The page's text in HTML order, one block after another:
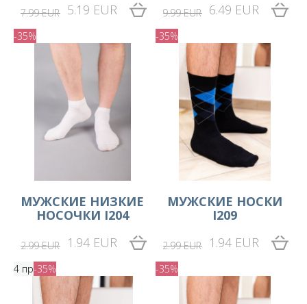
7.99 EUR 5.19 EUR 9.99 EUR 6.49 EUR
-35%
МУЖСКИЕ НИЗКИЕ
НОСОЧКИ I204
2.99 EUR 1.94 EUR
-35%
MУЖСКИЕ НОСКИ
I209
2.99 EUR 1.94 EUR
4 пр-35% -35%